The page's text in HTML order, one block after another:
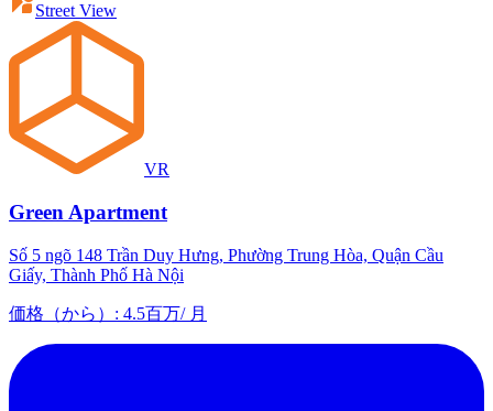
Street View
VR
Green Apartment
Số 5 ngõ 148 Trần Duy Hưng, Phường Trung Hòa, Quận Cầu
Giấy, Thành Phố Hà Nội
価格（から） : 4.5百万/月